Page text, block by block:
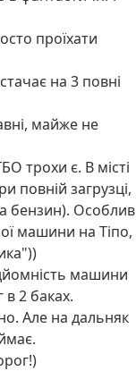
проїхати
на 3 повні
майже не
трохи є. В місті
повній загрузці,
бензин).
машини на Тіпо,
машини
в 2 баках.
Але на дальняк